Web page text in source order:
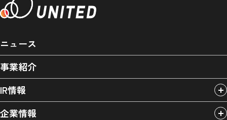
ニュース
事業紹介
IR情報
企業情報